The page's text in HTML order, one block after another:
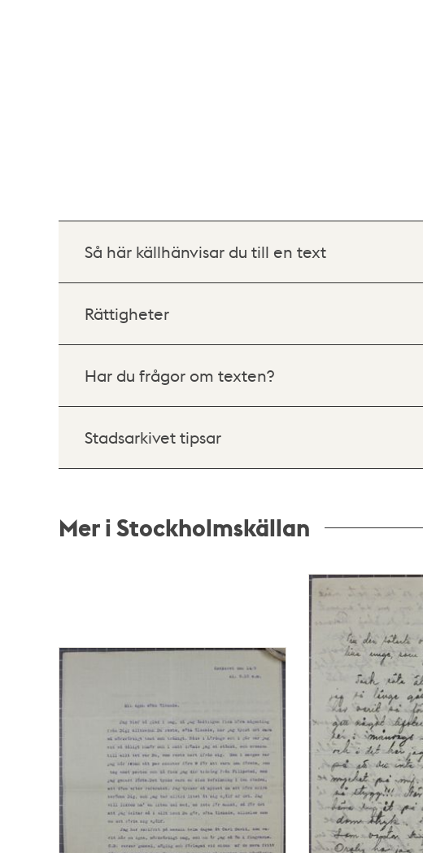
Så här källhänvisar du till en text
Rättigheter
Har du frågor om texten?
Stadsarkivet tipsar
Mer i Stockholmskällan